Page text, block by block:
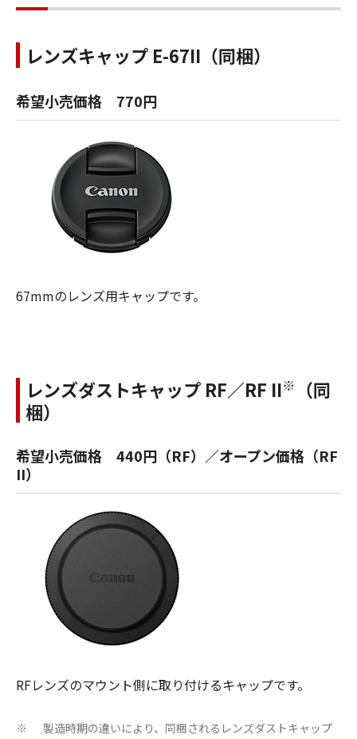
レンズキャップ E-67II（同梱）
希望小売価格 770円
67mmのレンズ用キャップです。
レンズダストキャップ RF／RF II※
（同
梱）
希望小売価格 440円（RF）／オープン価格（RF
II）
RFレンズのマウント側に取り付けるキャップです。
※
製造時期の違いにより、同梱されるレンズダストキャップ